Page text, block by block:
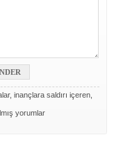
inançlara saldırı içeren,
yorumlar